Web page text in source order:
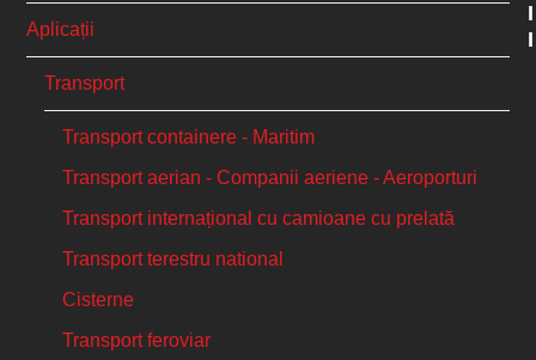
Aplicații
Transport
Transport containere - Maritim
Transport aerian - Companii aeriene - Aeroporturi
Transport internațional cu camioane cu prelată
Transport terestru national
Cisterne
Transport feroviar
I
I